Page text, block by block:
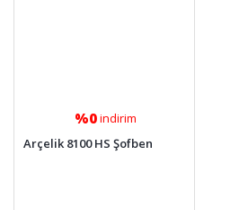
%0indirim
Arçelik 8100 HS Şofben